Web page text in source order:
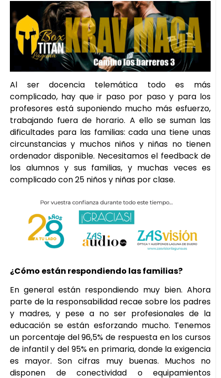
Al ser docencia telemática todo es más
complicado, hay que ir paso por paso y para los
profesores está suponiendo mucho más esfuerzo,
trabajando fuera de horario. A ello se suman las
dificultades para las familias: cada una tiene unas
circunstancias y muchos niños y niñas no tienen
ordenador disponible. Necesitamos el feedback de
los alumnos y sus familias, y muchas veces es
complicado con 25 niños y niñas por clase.
¿Cómo están respondiendo las familias?
En general están respondiendo muy bien. Ahora
parte de la responsabilidad recae sobre los padres
y madres, y pese a no ser profesionales de la
educación se están esforzando mucho. Tenemos
un porcentaje del 96,5% de respuesta en los cursos
de infantil y del 95% en primaria, donde la exigencia
es mayor. Son cifras muy buenas. Muchos no
disponen de conectividad o equipamientos